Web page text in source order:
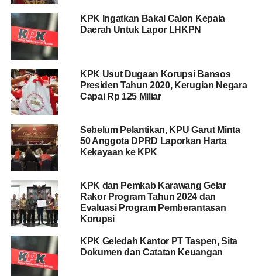
KPK Ingatkan Bakal Calon Kepala
Daerah Untuk Lapor LHKPN
KPK Usut Dugaan Korupsi Bansos
Presiden Tahun 2020, Kerugian Negara
Capai Rp 125 Miliar
Sebelum Pelantikan, KPU Garut Minta
50 Anggota DPRD Laporkan Harta
Kekayaan ke KPK
KPK dan Pemkab Karawang Gelar
Rakor Program Tahun 2024 dan
Evaluasi Program Pemberantasan
Korupsi
KPK Geledah Kantor PT Taspen, Sita
Dokumen dan Catatan Keuangan